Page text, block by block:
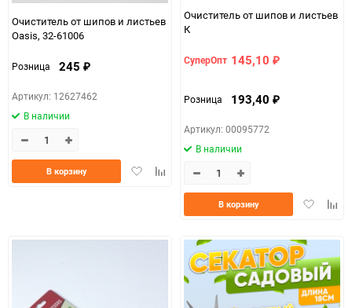
Очиститель от шипов и листьев
Oasis, 32-61006
Розница 245 ₽
Артикул: 12627462
В наличии
ДобавитьДобавить
В корзину
Очиститель от шипов и листьев
К
СуперОпт 145,10 ₽
Розница 193,40 ₽
Артикул: 00095772
В наличии
Добавить
В корзину